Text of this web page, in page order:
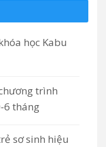
học Kabu
trình
6 tháng
sơ sinh hiệu